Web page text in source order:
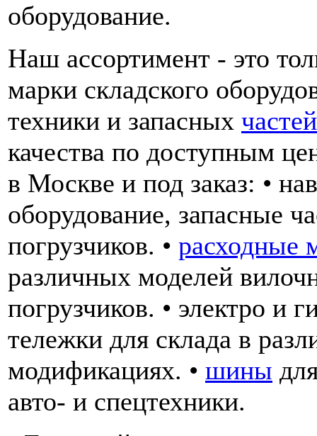
оборудование.
Наш ассортимент - это
марки складского
техники и запасных частей
качества по доступным
в Москве и под заказ: •
оборудование, запасные
погрузчиков. • расходные
различных моделей
погрузчиков. • электро и
тележки для склада в
модификациях. • шины
авто- и спецтехники.